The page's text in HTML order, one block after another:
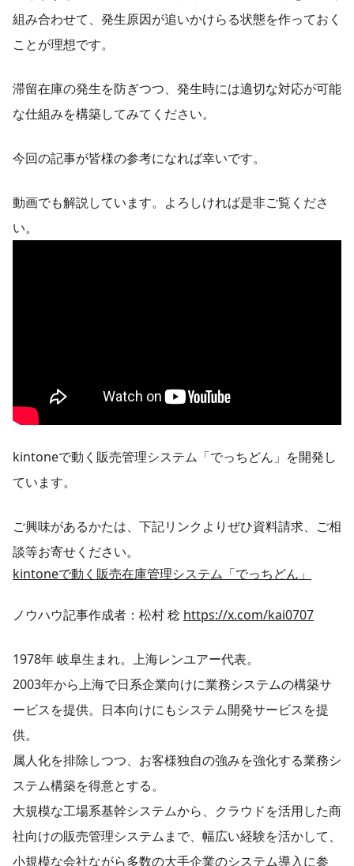
組み合わせて、発生原因が追いかけらる状態を作っておく
ことが理想です。
滞留在庫の発生を防ぎつつ、発生時には適切な対応が可能
な仕組みを構築してみてください。
今回の記事が皆様の参考になれば幸いです。
動画でも解説しています。よろしければ是非ご覧くださ
い。
kintoneで動く販売管理システム「でっちどん」を開発し
ています。
ご興味があるかたは、下記リンクよりぜひ資料請求、ご相
談等お寄せください。
kintoneで動く販売在庫管理システム「でっちどん」
ノウハウ記事作成者：松村 稔 https://x.com/kai0707
1978年 岐阜生まれ。上海レンユアー代表。
2003年から上海で日系企業向けに業務システムの構築サ
ービスを提供。日本向けにもシステム開発サービスを提
供。
属人化を排除しつつ、お客様独自の強みを強化する業務シ
ステム構築を得意とする。
大規模な工場系基幹システムから、クラウドを活用した商
社向けの販売管理システムまで、幅広い経験を活かして、
小規模な会社ながら多数の大手企業のシステム導入に参